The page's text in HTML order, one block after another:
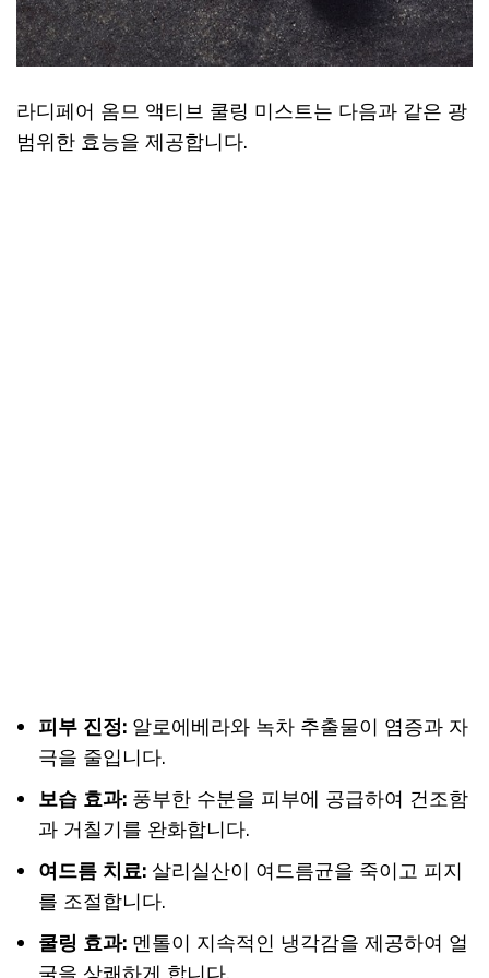
라디페어 옴므 액티브 쿨링 미스트는 다음과 같은 광
범위한 효능을 제공합니다.
피부 진정: 알로에베라와 녹차 추출물이 염증과 자
극을 줄입니다.
보습 효과: 풍부한 수분을 피부에 공급하여 건조함
과 거칠기를 완화합니다.
여드름 치료: 살리실산이 여드름균을 죽이고 피지
를 조절합니다.
쿨링 효과: 멘톨이 지속적인 냉각감을 제공하여 얼